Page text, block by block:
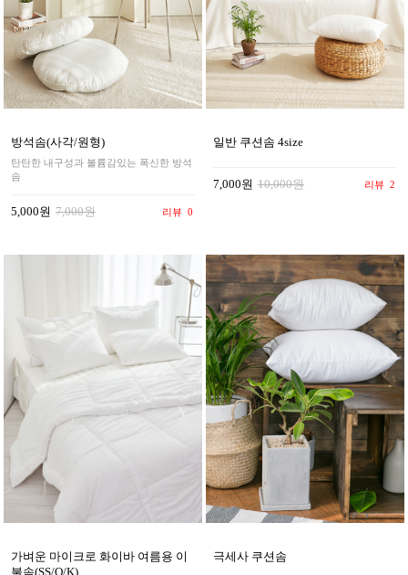
방석솜(사각/원형)
탄탄한 내구성과 볼륨감있는 폭신한 방석
솜
5,000원 7,000원 리뷰 0
일반 쿠션솜 4size
7,000원 10,000원 리뷰 2
가벼운 마이크로 화이바 여름용 이
극세사 쿠션솜